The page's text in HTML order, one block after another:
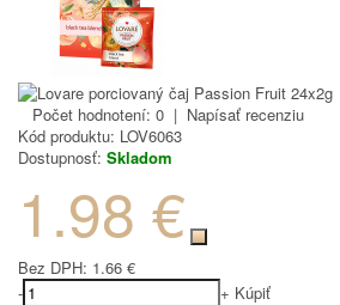
Počet hodnotení: 0 | Napísať recenziu
Kód produktu: LOV6063
Dostupnosť: Skladom
1.98 €
Bez DPH: 1.66 €
-
+ Kúpiť